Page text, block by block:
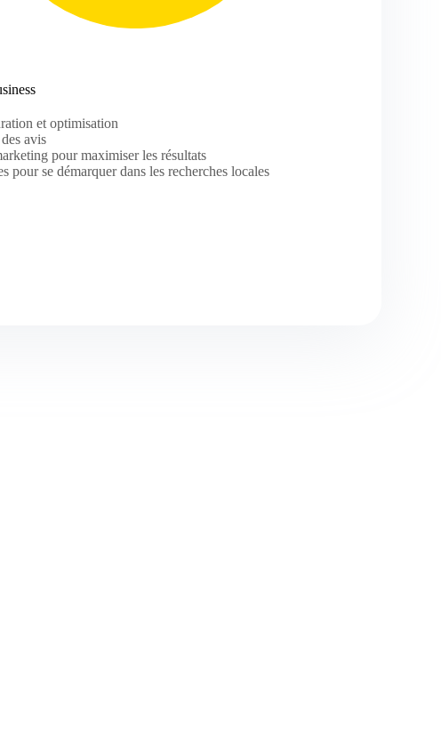
et optimisation
avis
pour maximiser les résultats
pour se démarquer dans les recherches locales